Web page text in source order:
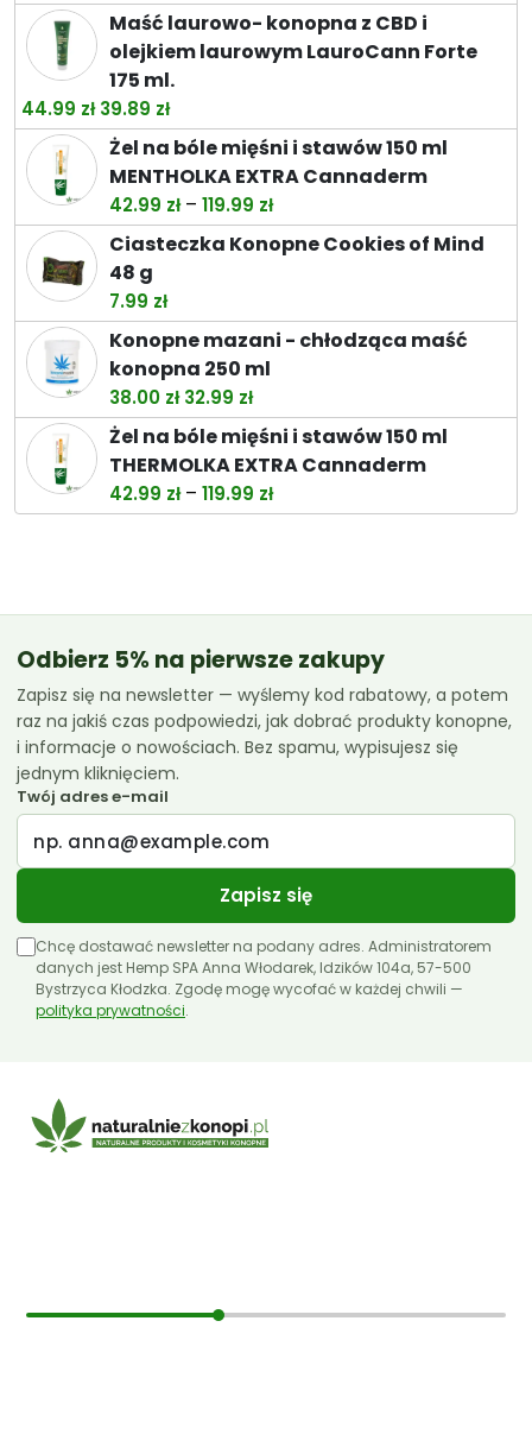
do
74.49 zł
Maść laurowo- konopna z CBD i
olejkiem laurowym LauroCann Forte
175 ml.
44.99 zł Pierwotna
cena
wynosiła:
44.99 zł.
39.89 złAktualna
cena
wynosi:
39.89 zł.
Żel na bóle mięśni i stawów 150 ml
MENTHOLKA EXTRA Cannaderm
42.99 zł – 119.99 złZakres
cen:
od
do
119.99 zł
Ciasteczka Konopne Cookies of Mind
48 g
7.99 zł
Konopne mazani - chłodząca maść
konopna 250 ml
38.00 zł Pierwotna
cena
wynosiła:
38.00 zł.
32.99 złAktualna
cena
wynosi:
32.99 zł.
Żel na bóle mięśni i stawów 150 ml
THERMOLKA EXTRA Cannaderm
42.99 zł – 119.99 złZakres
cen:
Odbierz 5% na pierwsze zakupy
Zapisz się na newsletter — wyślemy kod rabatowy, a potem
raz na jakiś czas podpowiedzi, jak dobrać produkty konopne,
i informacje o nowościach. Bez spamu, wypisujesz się
jednym kliknięciem.
Twój adres e-mail
Zapisz się
Chcę dostawać newsletter na podany adres. Administratorem
danych jest Hemp SPA Anna Włodarek, Idzików 104a, 57-500
Bystrzyca Kłodzka. Zgodę mogę wycofać w każdej chwili —
polityka prywatności.